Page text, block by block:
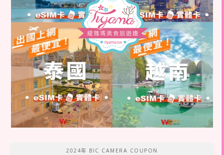
2024年 BIC CAMERA COUPON